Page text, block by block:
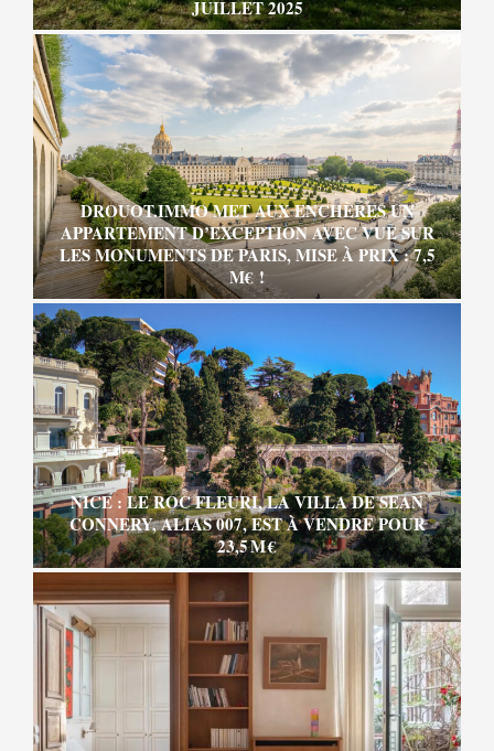
JUILLET 2025
DROUOT.IMMO MET AUX ENCHÈRES UN
APPARTEMENT D’EXCEPTION AVEC VUE SUR
LES MONUMENTS DE PARIS, MISE À PRIX : 7,5
M€ !
NICE : LE ROC FLEURI, LA VILLA DE SEAN
CONNERY, ALIAS 007, EST À VENDRE POUR
23,5 M €